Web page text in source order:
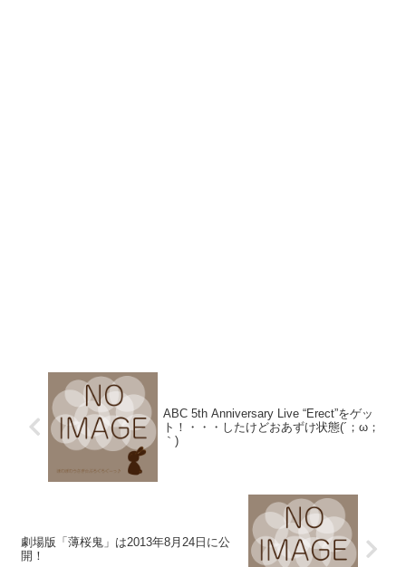
ABC 5th Anniversary Live “Erect”をゲッ
ト！・・・したけどおあずけ状態(´；ω；
｀)
劇場版「薄桜鬼」は2013年8月24日に公
開！